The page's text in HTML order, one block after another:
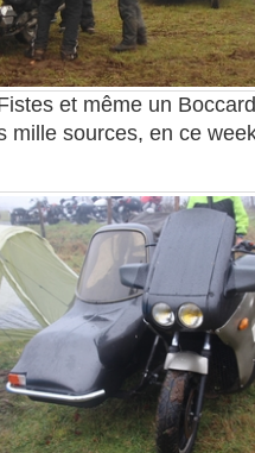
et même un
mille sources, en ce